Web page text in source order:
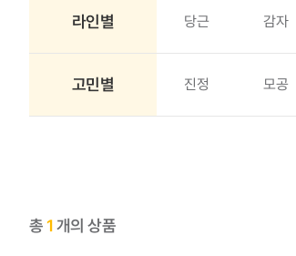
라인별 당근 감자
고민별 진정 모공
총1개의 상품